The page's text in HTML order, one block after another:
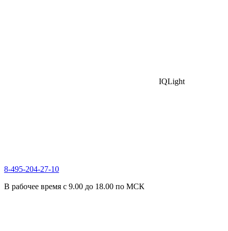
IQLight
8-495-204-27-10
В рабочее время с 9.00 до 18.00 по МСК